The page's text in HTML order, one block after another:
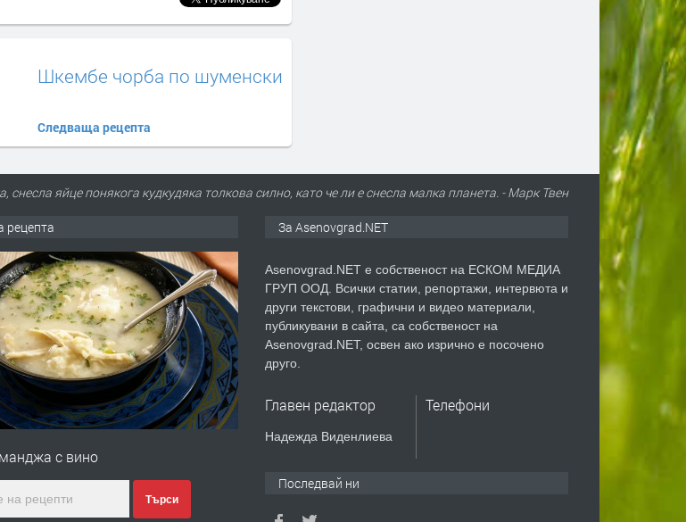
Шкембе чорба по шуменски
Следваща рецепта
яйце понякога кудкудяка толкова силно, като че ли е снесла малка планета. - Марк Твен
рецепта
с вино
Търси
За Asenovgrad.NET
Asenovgrad.NET е собственост на ЕСКОМ МЕДИА
ГРУП ООД. Всички статии, репортажи, интервюта и
други текстови, графични и видео материали,
публикувани в сайта, са собственост на
Asenovgrad.NET, освен ако изрично е посочено
друго.
Главен редактор
Надежда Виденлиева
Телефони
Последвай ни